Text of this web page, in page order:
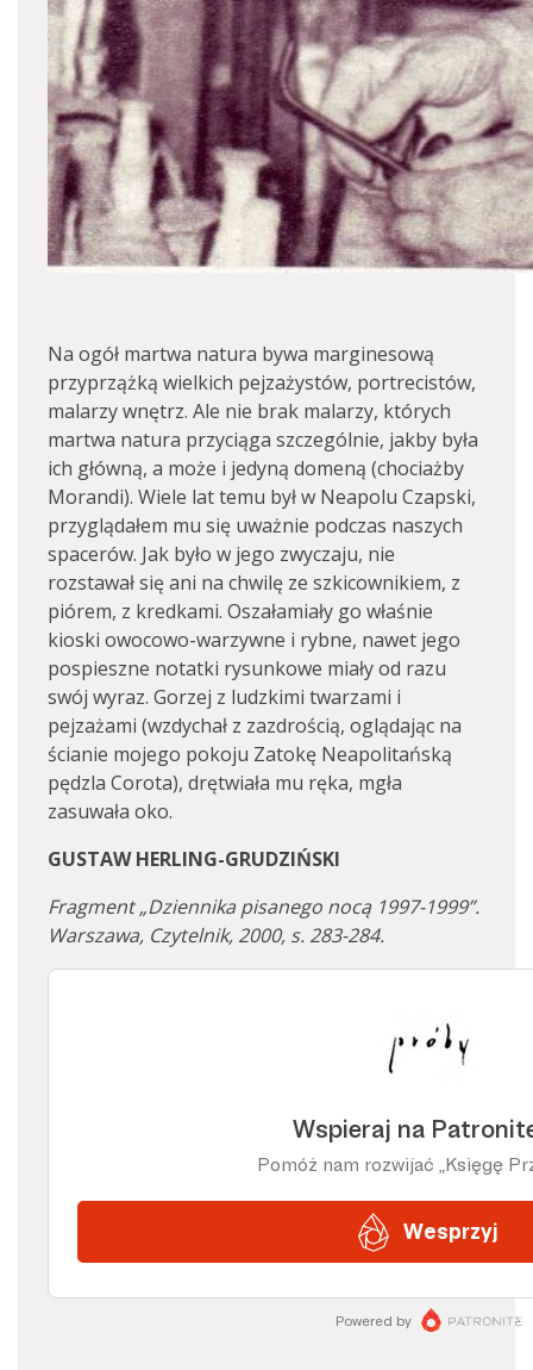
Na ogół martwa natura bywa marginesową
przyprzążką wielkich pejzażystów, portrecistów,
malarzy wnętrz. Ale nie brak malarzy, których
martwa natura przyciąga szczególnie, jakby była
ich główną, a może i jedyną domeną (chociażby
Morandi). Wiele lat temu był w Neapolu Czapski,
przyglądałem mu się uważnie podczas naszych
spacerów. Jak było w jego zwyczaju, nie
rozstawał się ani na chwilę ze szkicownikiem, z
piórem, z kredkami. Oszałamiały go właśnie
kioski owocowo-warzywne i rybne, nawet jego
pospieszne notatki rysunkowe miały od razu
swój wyraz. Gorzej z ludzkimi twarzami i
pejzażami (wzdychał z zazdrością, oglądając na
ścianie mojego pokoju Zatokę Neapolitańską
pędzla Corota), drętwiała mu ręka, mgła
zasuwała oko.
GUSTAW HERLING-GRUDZIŃSKI
Fragment „Dziennika pisanego nocą 1997-1999”.
Warszawa, Czytelnik, 2000, s. 283-284.